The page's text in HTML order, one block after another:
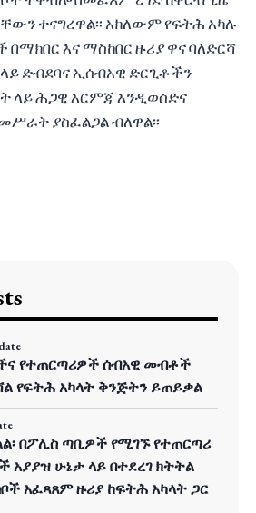
ተናግረዋል፡፡ አክለውም የፍትሕ አካሉ
እና ማስከበር ዙሪያ ዋና ባለድርሻ
ድብደባና ኢሰብአዊ ድርጊቶችን
ላይ ሕጋዊ እርምጃ እንዲወሰድና
ያስፈልጋል ብለዋል፡፡
የተጠርጣሪዎች ሰብአዊ መብቶች
የፍትሕ አካላት ቅንጅትን ይጠይቃል
በፖሊስ ጣቢዎች የሚገኙ የተጠርጣሪ
ሁኔታ ላይ በተደረገ ክትትል
አፈጻጸም ዙሪያ ከፍትሕ አካላት ጋር